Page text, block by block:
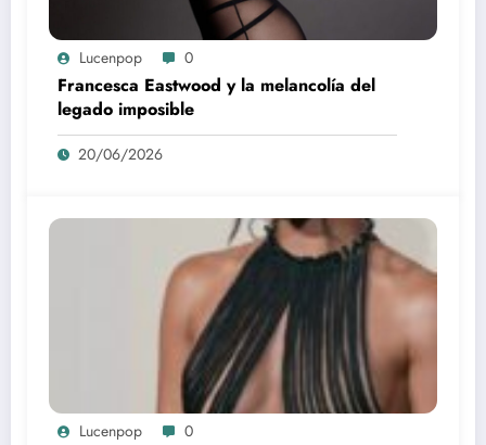
Lucenpop 0
Francesca Eastwood y la melancolía del
legado imposible
20/06/2026
Lucenpop 0